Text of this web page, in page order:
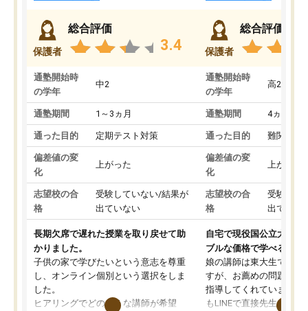
保護者
総合評価
3.4
通塾開始時
の学年
中2
通塾期間 1～3ヵ月
通った目的 定期テスト対策
偏差値の変
化
上がった
志望校の合
格
受験していない/結果が
出ていない
長期欠席で遅れた授業を取り戻せて助
かりました。
子供の家で学びたいという意志を尊重
し、オンライン個別という選択をしま
した。
ヒアリングでどのような講師が希望
保護者
総合評価
通塾開始時
の学年
高2
通塾期間 4ヵ月～1
通った目的 難関私立
偏差値の変
化
上がった
志望校の合
格
受験して
出ていな
自宅で現役国公立大学生
ブルな価格で学べる
娘の講師は東大生では無
すが、お薦めの問題集や
指導してくれています。
もLINEで直接先生に質問